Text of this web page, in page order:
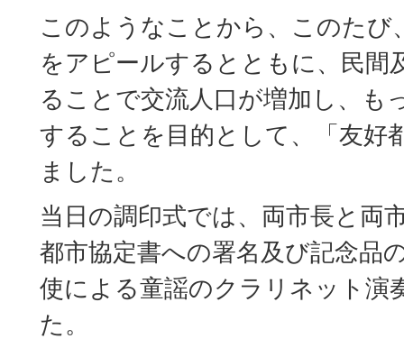
このようなことから、このたび
をアピールするとともに、民間
ることで交流人口が増加し、も
することを目的として、「友好
ました。
当日の調印式では、両市長と両
都市協定書への署名及び記念品
使による童謡のクラリネット演
た。